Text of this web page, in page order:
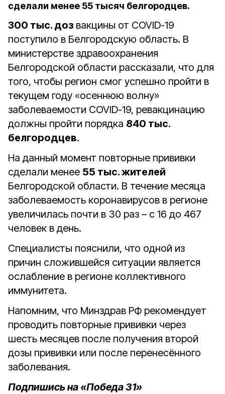
сделали менее 55 тысяч белгородцев.
300 тыс. доз вакцины от COVID-19
поступило в Белгородскую область. В
министерстве здравоохранения
Белгородской области рассказали, что для
того, чтобы регион смог успешно пройти в
текущем году «осеннюю волну»
заболеваемости COVID-19, ревакцинацию
должны пройти порядка 840 тыс.
белгородцев.
На данный момент повторные прививки
сделали менее 55 тыс. жителей
Белгородской области. В течение месяца
заболеваемость коронавирусов в регионе
увеличилась почти в 30 раз – с 16 до 467
человек в день.
Специалисты пояснили, что одной из
причин сложившейся ситуации является
ослабление в регионе коллективного
иммунитета.
Напомним, что Минздрав РФ рекомендует
проводить повторные прививки через
шесть месяцев после получения второй
дозы прививки или после перенесённого
заболевания.
Подпишись на «Победа 31»